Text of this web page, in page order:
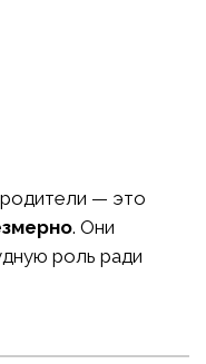
родители — это
. Они
роль ради